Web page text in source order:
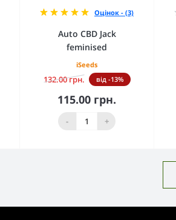
Оцінок - (3)
Auto CBD Jack
feminised
iSeeds
132.00 грн. від -13%
115.00 грн.
- +
До кошика